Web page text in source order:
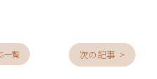
一覧 次の記事 >